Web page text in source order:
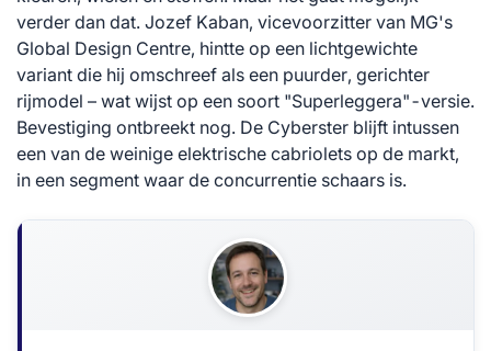
verder dan dat. Jozef Kaban, vicevoorzitter van MG's
Global Design Centre, hintte op een lichtgewichte
variant die hij omschreef als een puurder, gerichter
rijmodel – wat wijst op een soort "Superleggera"-versie.
Bevestiging ontbreekt nog. De Cyberster blijft intussen
een van de weinige elektrische cabriolets op de markt,
in een segment waar de concurrentie schaars is.